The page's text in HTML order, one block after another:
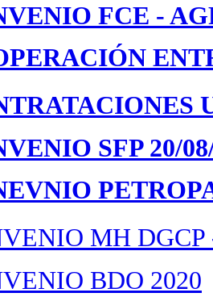
FCE -
SFP 20/
MH DGCP
BDO 2020